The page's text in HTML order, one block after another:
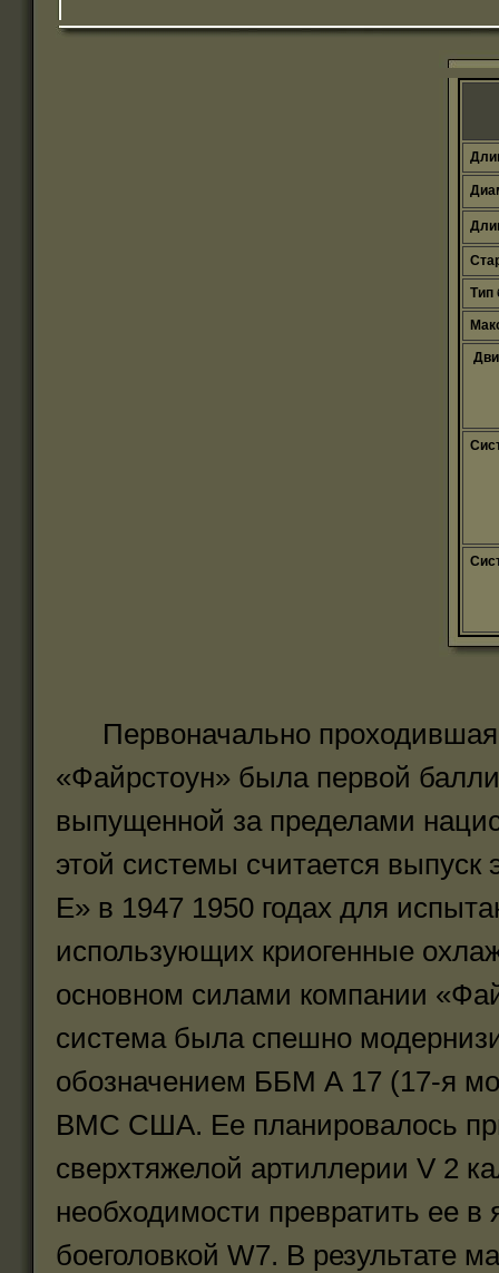
Тип
Первоначально
«Файрстоун» была первой
выпущенной за пределами
этой системы считается
Е» в 1947 1950 годах для
использующих криогенные
основном силами компании
система была спешно
обозначением ББМ А 17 (17-я
ВМС США. Ее планировалось
сверхтяжелой артиллерии V 2
необходимости превратить ее
боеголовкой W7. В результате